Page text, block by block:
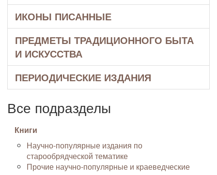
ИКОНЫ ПИСАННЫЕ
ПРЕДМЕТЫ ТРАДИЦИОННОГО БЫТА
И ИСКУССТВА
ПЕРИОДИЧЕСКИЕ ИЗДАНИЯ
Все подразделы
Книги
Научно-популярные издания по
старообрядческой тематике
Прочие научно-популярные и краеведческие